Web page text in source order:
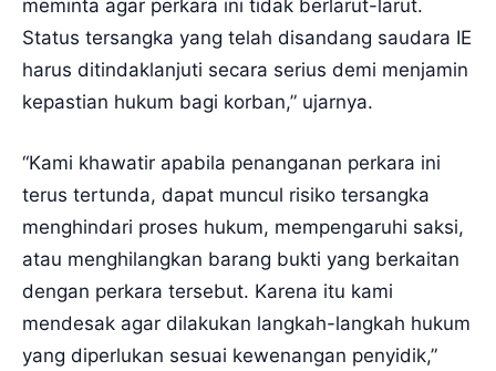
meminta agar perkara ini tidak berlarut-larut.
Status tersangka yang telah disandang saudara IE
harus ditindaklanjuti secara serius demi menjamin
kepastian hukum bagi korban,” ujarnya.
“Kami khawatir apabila penanganan perkara ini
terus tertunda, dapat muncul risiko tersangka
menghindari proses hukum, mempengaruhi saksi,
atau menghilangkan barang bukti yang berkaitan
dengan perkara tersebut. Karena itu kami
mendesak agar dilakukan langkah-langkah hukum
yang diperlukan sesuai kewenangan penyidik,”